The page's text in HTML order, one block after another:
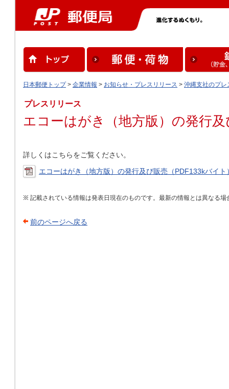
日本郵便トップ> 企業情報 > お知らせ・プレスリリース > 沖縄支社のプレ
プレスリリース
エコーはがき（地方版）の発行及
詳しくはこちらをご覧ください。
エコーはがき（地方版）の発行及び販売（PDF133kバイト
記載されている情報は発表日現在のものです。最新の情報とは異なる
前のページへ戻る